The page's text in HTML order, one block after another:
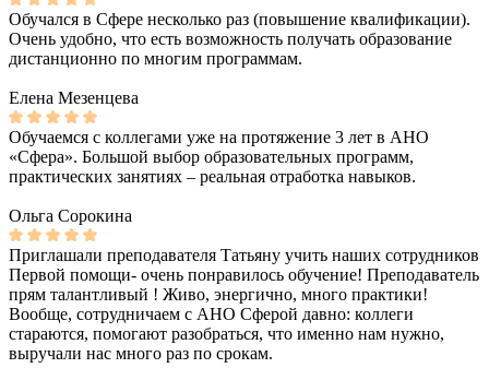
Обучался в Сфере несколько раз (повышение квалификации).
Очень удобно, что есть возможность получать образование
дистанционно по многим программам.
Елена Мезенцева
Обучаемся с коллегами уже на протяжение 3 лет в АНО
«Сфера». Большой выбор образовательных программ,
практических занятиях – реальная отработка навыков.
Ольга Сорокина
Приглашали преподавателя Татьяну учить наших сотрудников
Первой помощи- очень понравилось обучение! Преподаватель
прям талантливый ! Живо, энергично, много практики!
Вообще, сотрудничаем с АНО Сферой давно: коллеги
стараются, помогают разобраться, что именно нам нужно,
выручали нас много раз по срокам.